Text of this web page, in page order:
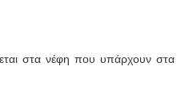
στα νέφη που υπάρχουν στα